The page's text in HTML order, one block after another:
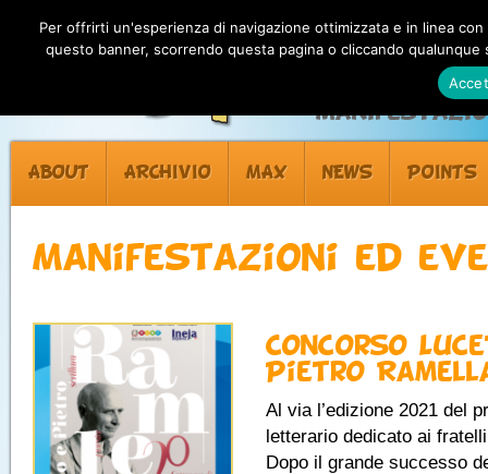
ABOUT ARCHIVIO MAX NEWS POINTS
Manifestazioni ed
Concorso
Pietro
Al via l’edizione 2021 del
letterario dedicato ai
Dopo il grande successo
Per offrirti un'esperienza di navigazione ottimizzata e in linea
questo banner, scorrendo questa pagina o cliccando